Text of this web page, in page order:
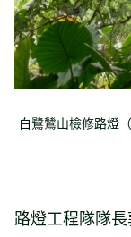
白鷺鷥山檢修路燈
路燈工程隊隊